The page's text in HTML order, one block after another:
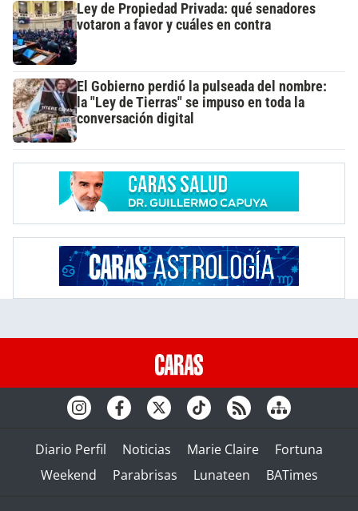
Ley de Propiedad Privada: qué senadores
votaron a favor y cuáles en contra
El Gobierno perdió la pulseada del nombre:
la "Ley de Tierras" se impuso en toda la
conversación digital
Diario Perfil Noticias Marie Claire
Fortuna
Weekend
Parabrisas Lunateen BATimes